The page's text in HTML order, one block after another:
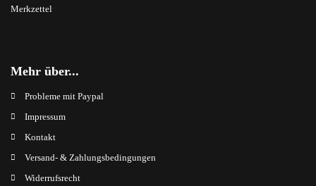
Merkzettel
Mehr über...
Probleme mit Paypal
Impressum
Kontakt
Versand- & Zahlungsbedingungen
Widerrufsrecht